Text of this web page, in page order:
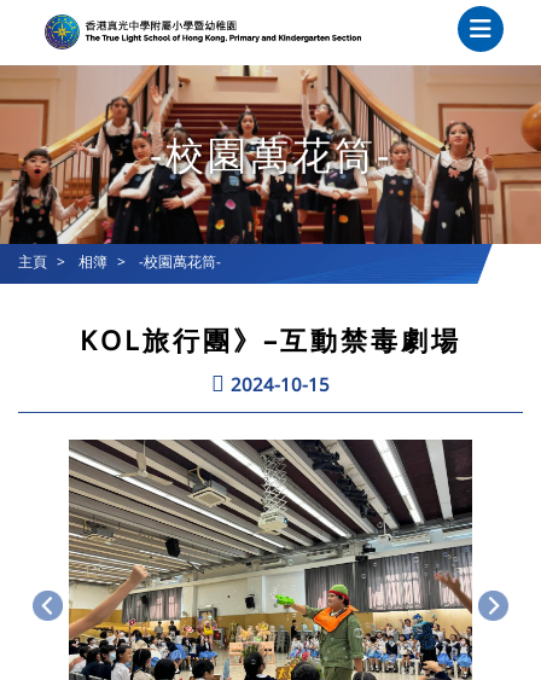
-校園萬花筒-
主頁 相簿 -校園萬花筒-
KOL旅行團》–互動禁毒劇場
2024-10-15